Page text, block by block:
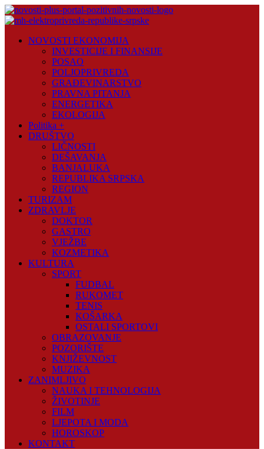
Skip
to
Plus
NOVOSTI EKONOMIJA
INVESTICIJE I FINANSIJE
POSAO
POLJOPRIVREDA
GRAĐEVINARSTVO
PRAVNA PITANJA
ENERGETIKA
EKOLOGIJA
Politika +
DRUŠTVO
LIČNOSTI
DEŠAVANJA
BANJALUKA
REPUBLIKA SRPSKA
REGION
TURIZAM
ZDRAVLJE
DOKTOR
GASTRO
VJEŽBE
KOZMETIKA
KULTURA
SPORT
FUDBAL
RUKOMET
TENIS
KOŠARKA
OSTALI SPORTOVI
OBRAZOVANJE
POZORIŠTE
KNJIŽEVNOST
MUZIKA
ZANIMLJIVO
NAUKA I TEHNOLOGIJA
ŽIVOTINJE
FILM
LJEPOTA I MODA
HOROSKOP
KONTAKT